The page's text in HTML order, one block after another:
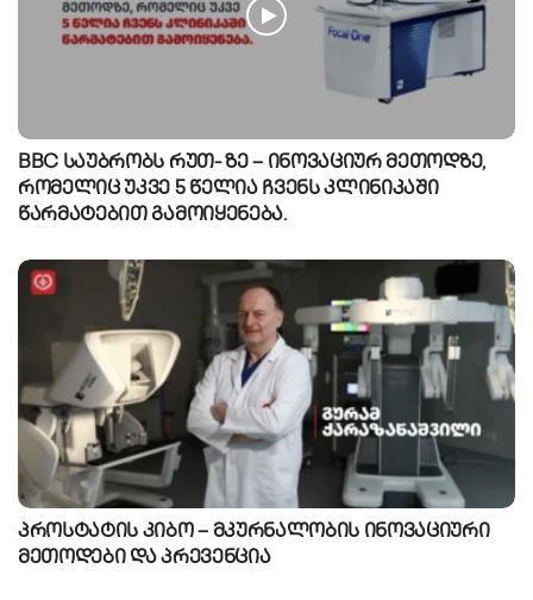
BBC საუბრობს რუთ- ზე – ინოვაციურ მეთოდზე,
რომელიც უკვე 5 წელია ჩვენს კლინიკაში
წარმატებით გამოიყენება.
პროსტატის კიბო – მკურნალობის ინოვაციური
მეთოდები და პრევენცია